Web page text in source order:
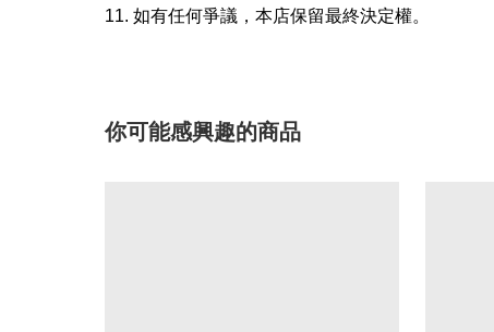
11. 如有任何爭議，本店保留最終決定權。
你可能感興趣的商品